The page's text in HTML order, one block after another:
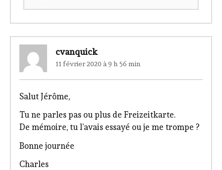
cvanquick
11 février 2020 à 9 h 56 min
Salut Jérôme,
Tu ne parles pas ou plus de Freizeitkarte.
De mémoire, tu l’avais essayé ou je me trompe ?
Bonne journée
Charles